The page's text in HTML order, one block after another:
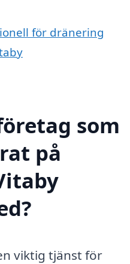
för dränering
som
på
viktig tjänst för